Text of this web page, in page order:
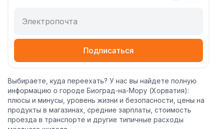
Электропочта
Подписаться
Выбираете, куда переехать? У нас вы найдете полную
информацию о городе Биоград-на-Мору (Хорватия):
плюсы и минусы, уровень жизни и безопасности, цены на
продукты в магазинах, средние зарплаты, стоимость
проезда в транспорте и другие типичные расходы